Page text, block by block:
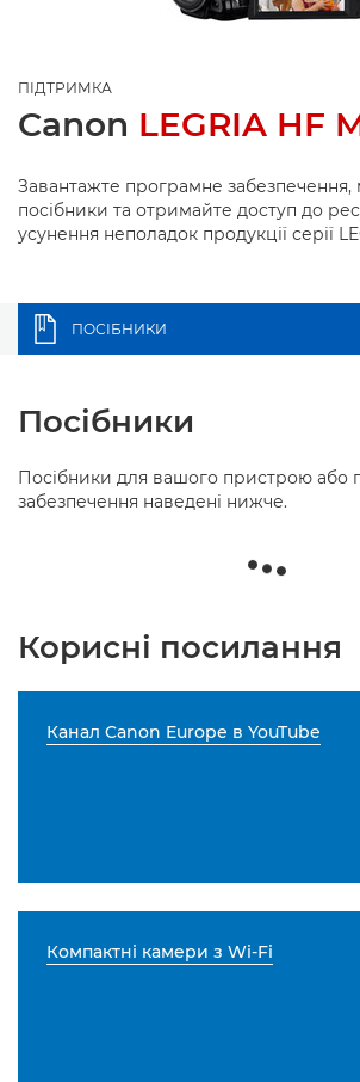
ПІДТРИМКА
Canon LEGRIA HF
Завантажте програмне
посібники та отримайте доступ до
усунення неполадок продукції серії
ПОСІБНИКИ
Посібники
Посібники для вашого пристрою або
забезпечення наведені нижче.
Корисні посилання
Канал Canon Europe в YouTube
Компактні камери з Wi-Fi